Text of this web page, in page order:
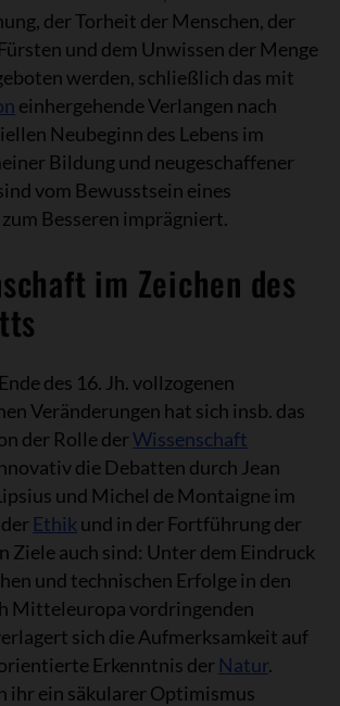
der Torheit der Menschen, der
und dem Unwissen der Menge
werden, schließlich das mit
einhergehende Verlangen nach
Neubeginn des Lebens im
Bildung und neugeschaffener
vom Bewusstsein eines
Besseren imprägniert.
im Zeichen des
des 16. Jh. vollzogenen
Veränderungen hat sich insb. das
der Rolle derWissenschaft
die Debatten durch Jean
und Michel de Montaigne im
Ethik und in der Fortführung der
Ziele auch sind: Unter dem Eindruck
und technischen Erfolge in den
Mitteleuropa vordringenden
sich die Aufmerksamkeit auf
Erkenntnis der Natur.
ihr ein säkularer Optimismus